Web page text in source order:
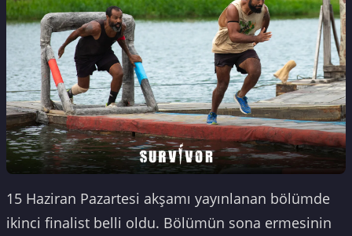
15 Haziran Pazartesi akşamı yayınlanan bölümde
ikinci finalist belli oldu. Bölümün sona ermesinin